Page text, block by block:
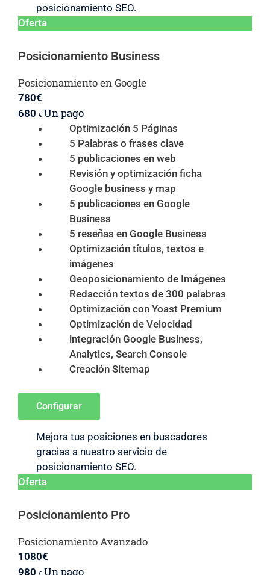
posicionamiento SEO.
Oferta
Posicionamiento Business
Posicionamiento en Google
780€
680 € Un pago
Optimización 5 Páginas
5 Palabras o frases clave
5 publicaciones en web
Revisión y optimización ficha
Google business y map
5 publicaciones en Google
Business
5 reseñas en Google Business
Optimización títulos, textos e
imágenes
Geoposicionamiento de Imágenes
Redacción textos de 300 palabras
Optimización con Yoast Premium
Optimización de Velocidad
integración Google Business,
Analytics, Search Console
Creación Sitemap
Configurar
Mejora tus posiciones en buscadores
gracias a nuestro servicio de
posicionamiento SEO.
Oferta
Posicionamiento Pro
Posicionamiento Avanzado
1080€
980 € Un pago